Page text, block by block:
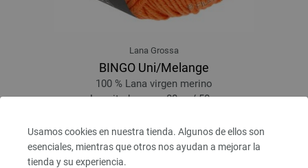
Usamos cookies en nuestra tienda. Algunos de ellos son
esenciales, mientras que otros nos ayudan a mejorar la
tienda y su experiencia.
Lana Grossa
BINGO Uni/Melange
100 % Lana virgen merino
Longitud: aprox. 80 m / 50 g
3,28 €RRP:5,00 €
3,83 $
IVA no incluido, más gastos de envío, Precio base:65,60 € / kg